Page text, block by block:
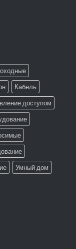
Кабель
доступом
Умный дом